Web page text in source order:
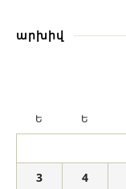
արխիվ
Ե Ե
3
4